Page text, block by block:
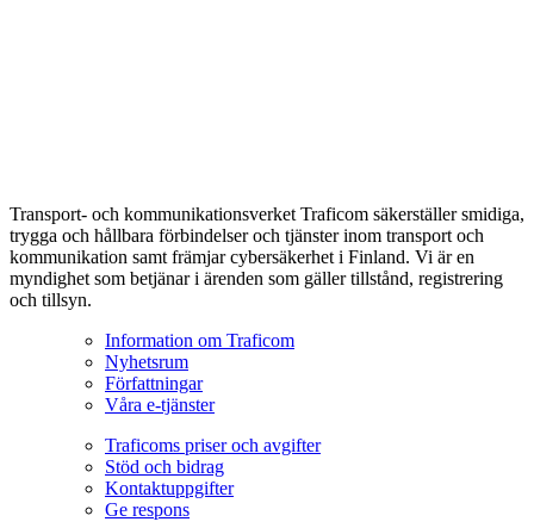
Transport- och kommunikationsverket Traficom säkerställer smidiga,
trygga och hållbara förbindelser och tjänster inom transport och
kommunikation samt främjar cybersäkerhet i Finland. Vi är en
myndighet som betjänar i ärenden som gäller tillstånd, registrering
och tillsyn.
Information om Traficom
Nyhetsrum
Författningar
Våra e-tjänster
Traficoms priser och avgifter
Stöd och bidrag
Kontaktuppgifter
Ge respons